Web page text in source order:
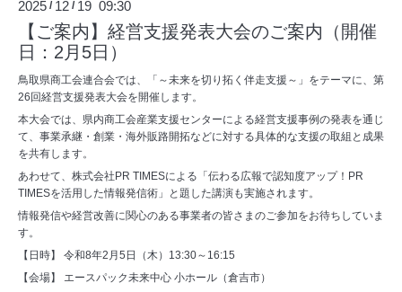
2025 / 12 / 19 09:30
【ご案内】経営支援発表大会のご案内（開催
日：2月5日）
鳥取県商工会連合会では、「～未来を切り拓く伴走支援～」をテーマに、第
26回経営支援発表大会を開催します。
本大会では、県内商工会産業支援センターによる経営支援事例の発表を通じ
て、事業承継・創業・海外販路開拓などに対する具体的な支援の取組と成果
を共有します。
あわせて、株式会社PR TIMESによる「伝わる広報で認知度アップ！PR
TIMESを活用した情報発信術」と題した講演も実施されます。
情報発信や経営改善に関心のある事業者の皆さまのご参加をお待ちしていま
す。
【日時】 令和8年2月5日（木）13:30～16:15
【会場】 エースパック未来中心 小ホール（倉吉市）